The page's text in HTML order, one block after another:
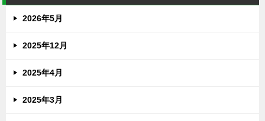
2026年5月
2025年12月
2025年4月
2025年3月